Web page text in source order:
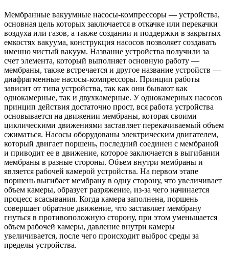
Мембранные вакуумные насосы-компрессоры — устройства,
основная цель которых заключается в откачке или перекачки
воздуха или газов, а также создании и поддержки в закрытых
емкостях вакуума, конструкция насосов позволяет создавать
именно чистый вакуум. Название устройства получили за
счет элемента, который выполняет основную работу —
мембраны, также встречается и другое название устройств —
диафрагменные насосы-компрессоры. Принцип работы
зависит от типа устройства, так как они бывают как
однокамерные, так и двухкамерные. У однокамерных насосов
принцип действия достаточно прост, вся работа устройства
основывается на движении мембраны, которая своими
циклическими движениями заставляет перекачиваемый объем
сжиматься. Насосы оборудованы электрическим двигателем,
который двигает поршень, последний соединен с мембраной
и приводит ее в движение, которое заключается в выгибании
мембраны в разные стороны. Объем внутри мембраны и
является рабочей камерой устройства. На первом этапе
поршень выгибает мембрану в одну сторону, что увеличивает
объем камеры, образует разряжение, из-за чего начинается
процесс всасывания. Когда камера заполнена, поршень
совершает обратное движение, что заставляет мембрану
гнуться в противоположную сторону, при этом уменьшается
объем рабочей камеры, давление внутри камеры
увеличивается, после чего происходит выброс среды за
пределы устройства.